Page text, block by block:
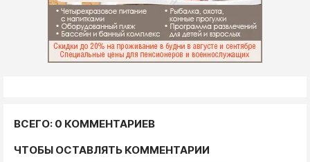
ВСЕГО: 0 КОММЕНТАРИЕВ
ЧТОБЫ ОСТАВЛЯТЬ КОММЕНТАРИИ